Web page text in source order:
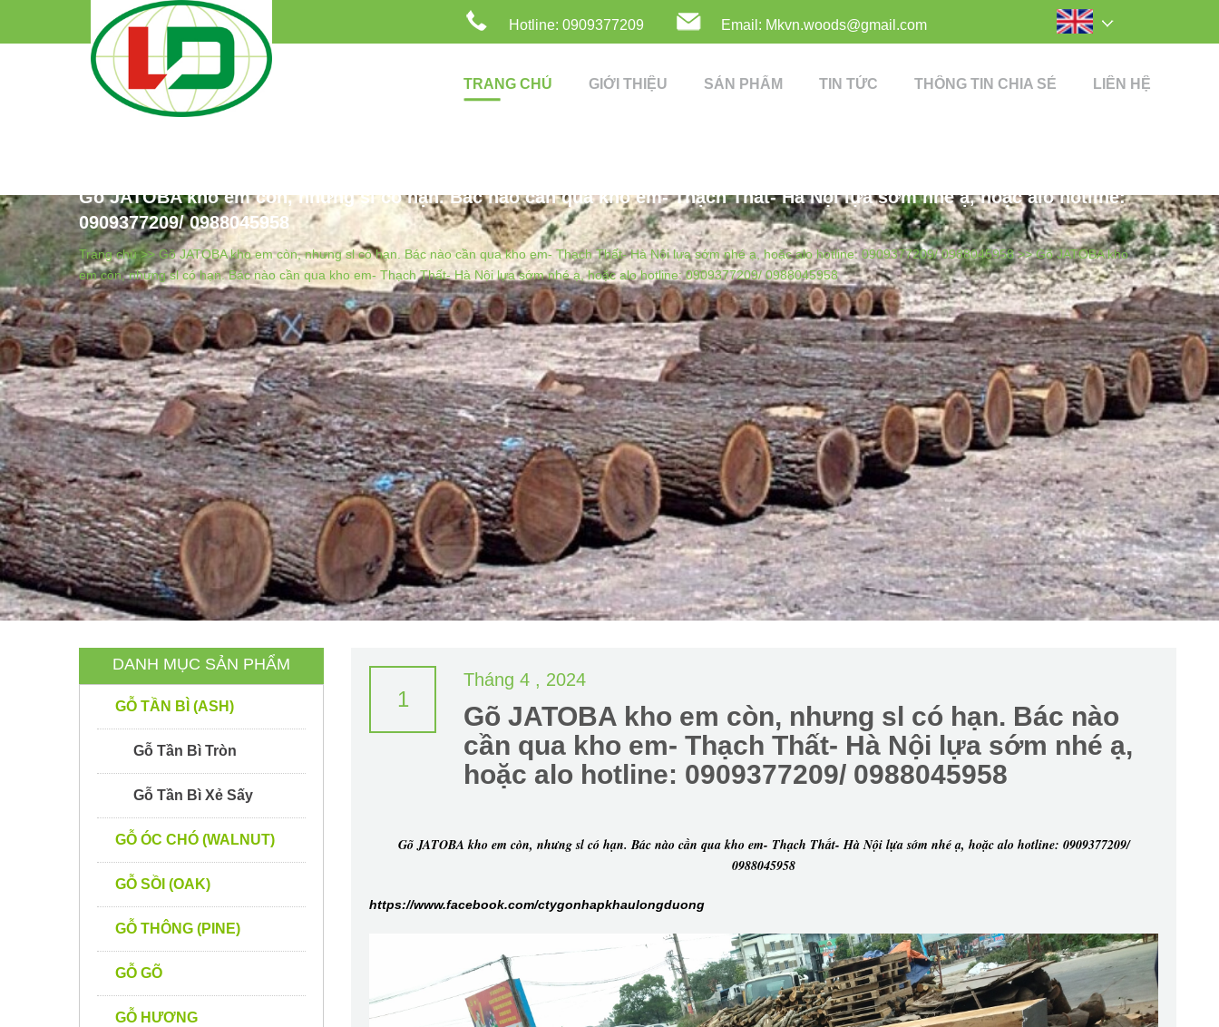
Hotline: 0909377209 Email: Mkvn.woods@gmail.com
TRANG CHỦ GIỚI THIỆU SẢN PHẨM TIN TỨC THÔNG TIN CHIA SẺ LIÊN HỆ
Gõ JATOBA kho em còn, nhưng sl có hạn. Bác nào cần qua kho em- Thạch Thất- Hà Nội lựa sớm nhé ạ, hoặc alo hotline:
0909377209/ 0988045958
Trang chủ >> Gõ JATOBA kho em còn, nhưng sl có hạn. Bác nào cần qua kho em- Thạch Thất- Hà Nội lựa sớm nhé ạ, hoặc alo hotline: 0909377209/ 0988045958 >>Gõ JATOBA kho
em còn, nhưng sl có hạn. Bác nào cần qua kho em- Thạch Thất- Hà Nội lựa sớm nhé ạ, hoặc alo hotline: 0909377209/ 0988045958
DANH MỤC SẢN PHẨM
GỖ TẦN BÌ (ASH)
Gỗ Tần Bì Tròn
Gỗ Tần Bì Xẻ Sấy
GỖ ÓC CHÓ (WALNUT)
GỖ SỒI (OAK)
GỖ THÔNG (PINE)
GỖ GÕ
GỖ HƯƠNG
1
Tháng 4 , 2024
Gõ JATOBA kho em còn, nhưng sl có hạn. Bác nào
cần qua kho em- Thạch Thất- Hà Nội lựa sớm nhé ạ,
hoặc alo hotline: 0909377209/ 0988045958
Gõ JATOBA kho em còn, nhưng sl có hạn. Bác nào cần qua kho em- Thạch Thất- Hà Nội lựa sớm nhé ạ, hoặc alo hotline: 0909377209/
0988045958
https://www.facebook.com/ctygonhapkhaulongduong